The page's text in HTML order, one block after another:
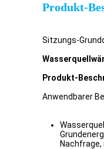
Produkt-
Sitzungs-
Produkt-
Anwendbarer